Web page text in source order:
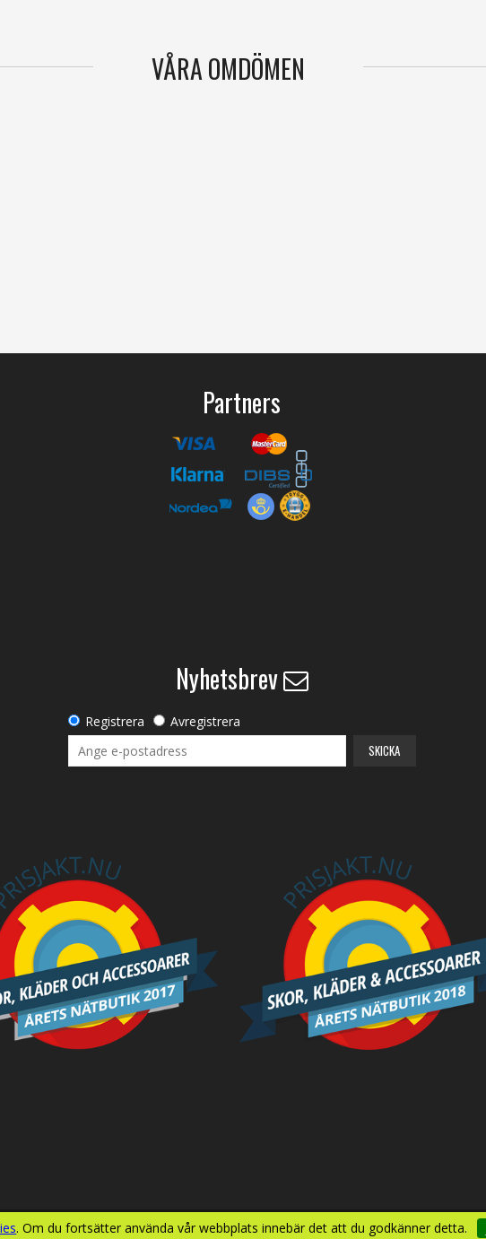
. Om du fortsätter använda vår webbplats innebär det att du godkänner detta.
VÅRA OMDÖMEN
Partners
Nyhetsbrev
Registrera Avregistrera
SKICKA